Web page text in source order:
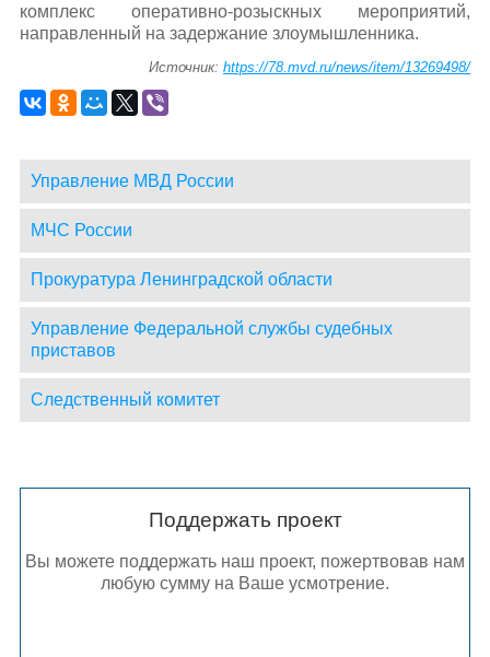
комплекс оперативно-розыскных мероприятий,
направленный на задержание злоумышленника.
Источник:https://78.mvd.ru/news/item/13269498/
Управление МВД России
МЧС России
Прокуратура Ленинградской области
Управление Федеральной службы судебных
приставов
Следственный комитет
Поддержать проект
Вы можете поддержать наш проект, пожертвовав нам
любую сумму на Ваше усмотрение.